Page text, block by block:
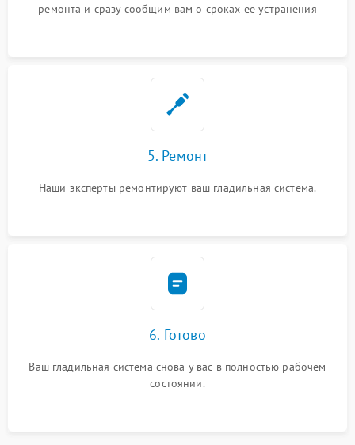
ремонта и сразу сообщим вам о сроках ее устранения
5. Ремонт
Наши эксперты ремонтируют ваш гладильная система.
6. Готово
Ваш гладильная система снова у вас в полностью рабочем
состоянии.